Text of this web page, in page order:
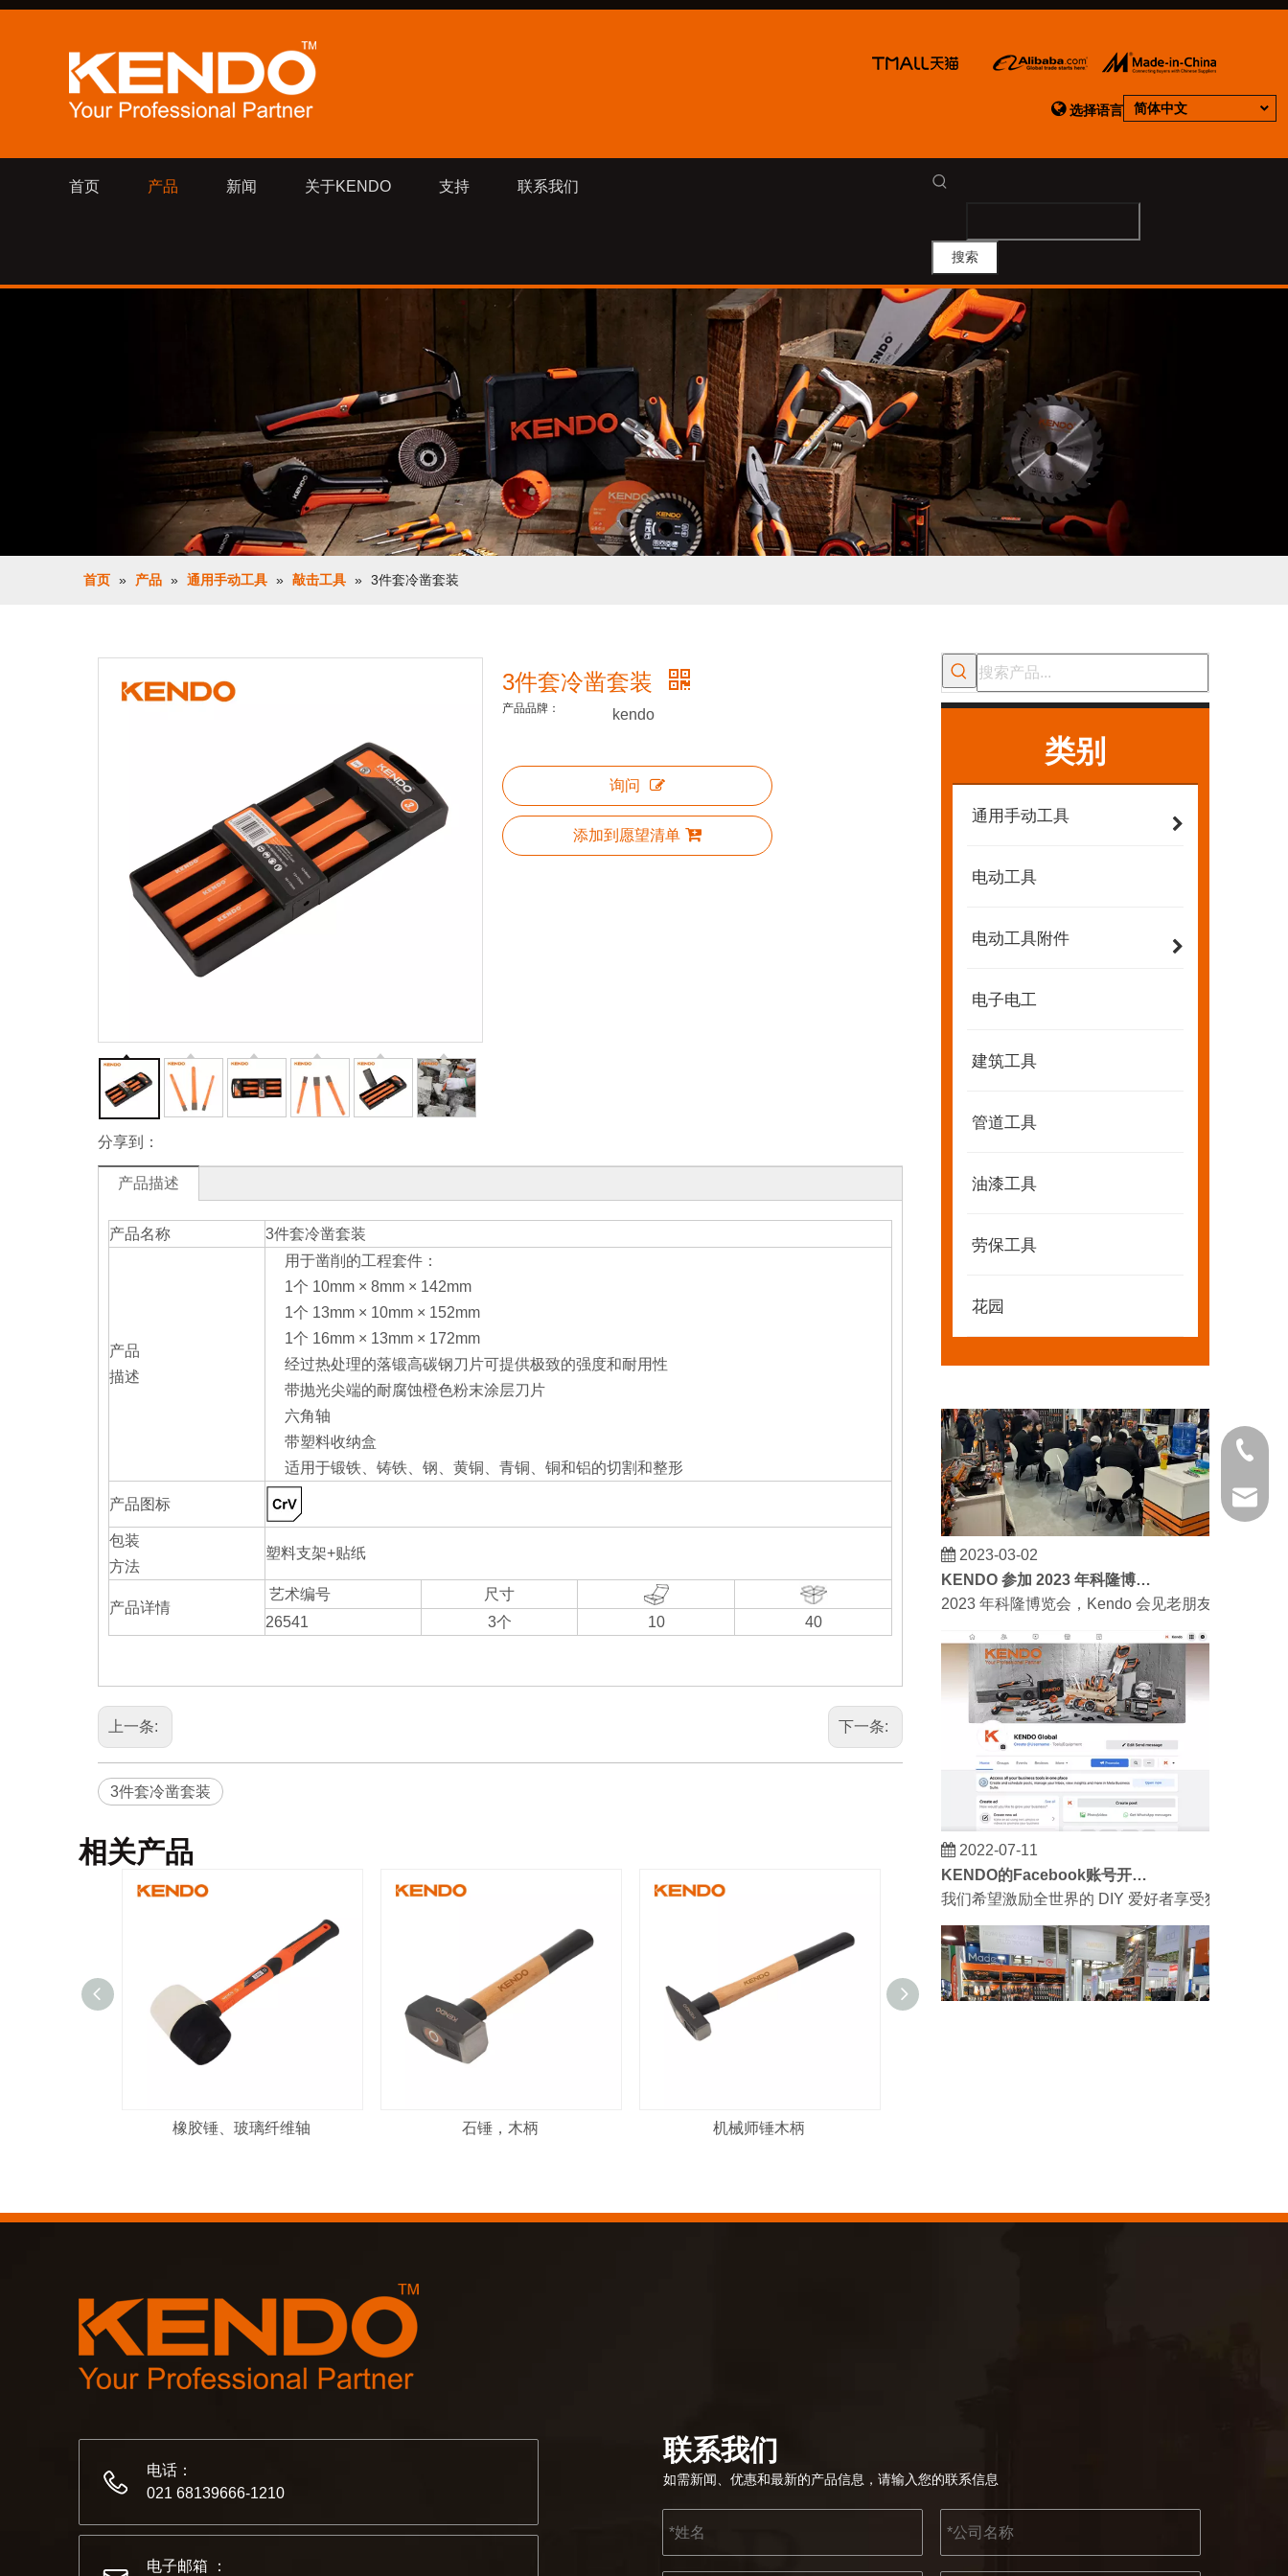
选择语言 简体中文
首页 产品 新闻 关于KENDO 支持 联系我们
搜索
首页 » 产品 » 通用手动工具 » 敲击工具 » 3件套冷凿套装
分享到：
3件套冷凿套装
产品品牌： kendo
询问
添加到愿望清单
产品描述
产品名称 3件套冷凿套装
产品
描述
用于凿削的工程套件：
1个 10mm × 8mm × 142mm
1个 13mm × 10mm × 152mm
1个 16mm × 13mm × 172mm
经过热处理的落锻高碳钢刀片可提供极致的强度和耐用性
带抛光尖端的耐腐蚀橙色粉末涂层刀片
六角轴
带塑料收纳盒
适用于锻铁、铸铁、钢、黄铜、青铜、铜和铝的切割和整形
产品图标
包装
方法
塑料支架+贴纸
产品详情
艺术编号
尺寸
26541
3个 10 40
上一条: 下一条:
3件套冷凿套装
相关产品
橡胶锤、玻璃纤维轴 石锤，木柄 机械师锤木柄
类别
通用手动工具
电动工具
电动工具附件
电子电工
建筑工具
管道工具
油漆工具
劳保工具
花园
2022-07-11
我们希望激励全世界的 DIY 爱好者享受独立承担
2023 年科隆博览会，Kendo 会见老朋友和结交新
我们希望激励全世界的 DIY 爱好者享受独立承担
我们希望激励全世界的 DIY 爱好者享受独立承担
021
电话：
021 68139666-1210
电子邮箱 ：
联系我们
如需新闻、优惠和最新的产品信息，请输入您的联系信息